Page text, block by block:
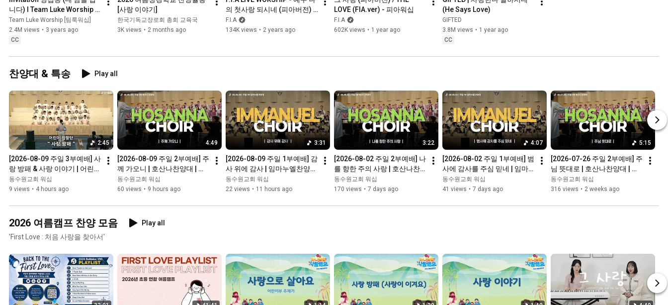
니다) l Team Luke Worship
(ENG SUB)
Team Luke Worship [팀룩워십]
2.4M views • 3 years ago
CC
[사랑 이야기]
한국기독교장로회 총회 교육국
3K views • 2 months ago
의 첫사랑 되시네 (피아버전) /
JESUS, YOU ALONE (FIA.ver)
F.I.A
134K views • 2 years ago
LOVE (FIA.ver) - 피아워십
F.I.A
602K views • 1 year ago
(He Says Love)
GIFTED
3.8M views • 1 year ago
CC
찬양대 & 특송 Play all
2:45
[2026-08-09 주일 3부예배] 사
랑 방패 & 사랑 이야기 | 어린이
합창단 | 경배와찬양ㅣ다함예
배ㅣ동수원교회
동수원교회 워십
9 views • 4 hours ago
4:49
[2026-08-09 주일 2부예배] 주
께 가오니 | 호산나찬양대 | 경
배와찬양ㅣ동수원교회
동수원교회 워십
60 views • 9 hours ago
3:31
[2026-08-09 주일 1부예배] 감
사 위에 감사 | 임마누엘찬양대
| 경배와찬양ㅣ동수원교회
동수원교회 워십
22 views • 11 hours ago
3:22
[2026-08-02 주일 2부예배] 나
를 향한 주의 사랑 | 호산나찬
양대 | 경배와찬양ㅣ동수원교
회
동수원교회 워십
170 views • 7 days ago
4:07
[2026-08-02 주일 1부예배] 범
사에 감사를 주심 믿네 | 임마
누엘찬양대 | 경배와찬양ㅣ동
수원교회
동수원교회 워십
41 views • 7 days ago
5:15
[2026-07-26 주일 2부예배] 주
님 뜻대로 | 호산나찬양대 | 경
배와찬양ㅣ동수원교회
동수원교회 워십
316 views • 2 weeks ago
2026 여름캠프 찬양 모음
Play all
'First Love : 처음 사랑을 찾아서'